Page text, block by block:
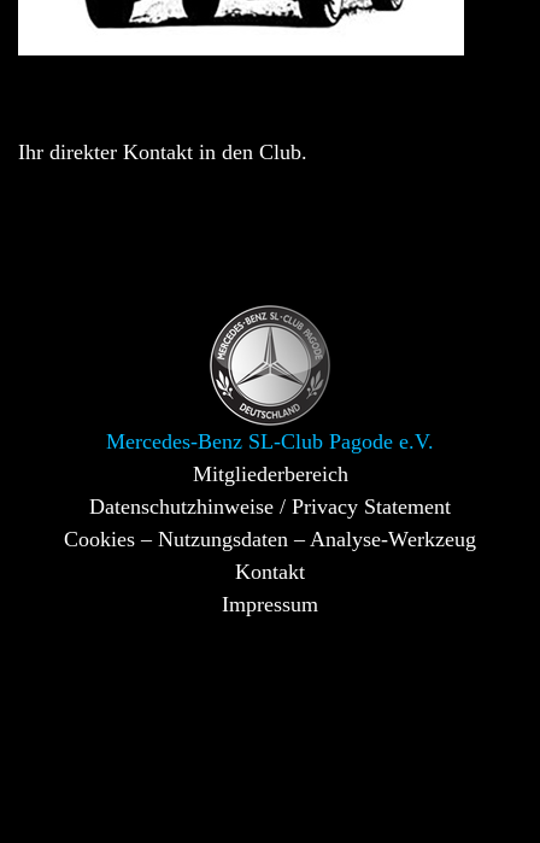
Ihr direkter Kontakt in den Club.
Mercedes-Benz SL-Club Pagode e.V.
Mitgliederbereich
Datenschutzhinweise / Privacy Statement
Cookies – Nutzungsdaten – Analyse-Werkzeug
Kontakt
Impressum